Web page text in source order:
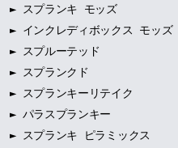
►
スプランキ モッズ
► インクレディボックス モッズ
►
スプルーテッド
►
スプランクド
►
スプランキーリテイク
► パラスプランキー
►
スプランキ ピラミックス